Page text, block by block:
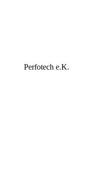
Perfotech e.K.